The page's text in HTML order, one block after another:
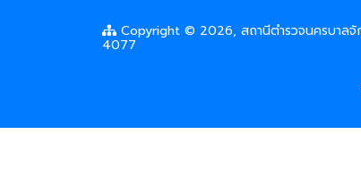
Copyright © 2026, สถานีตำรวจนครบา
4077